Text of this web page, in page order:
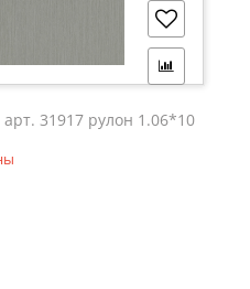
31917 рулон 1.06*10